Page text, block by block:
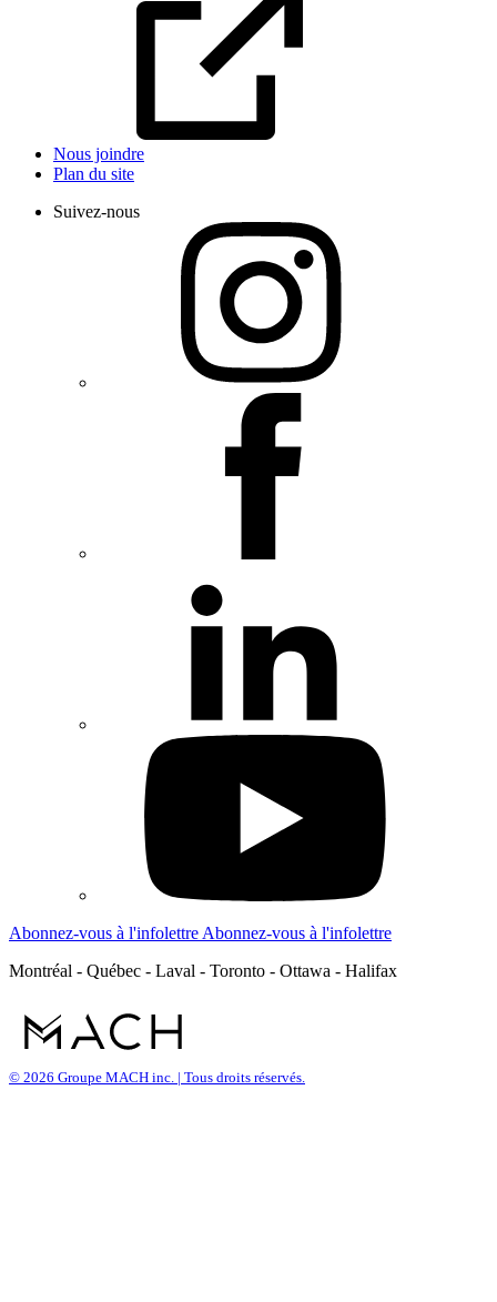
Nous joindre
Plan du site
Suivez-nous
Abonnez-vous à l'infolettre Abonnez-vous à l'infolettre
Montréal - Québec - Laval - Toronto - Ottawa - Halifax
© 2026 Groupe MACH inc. | Tous droits réservés.